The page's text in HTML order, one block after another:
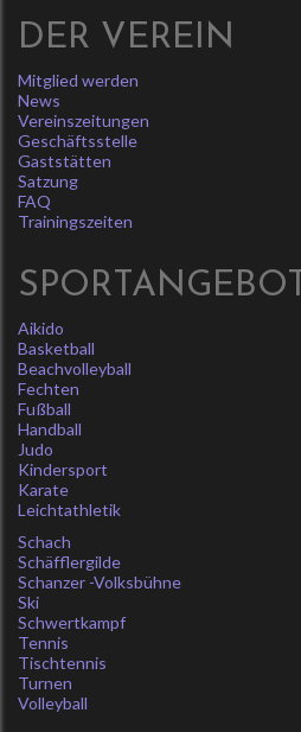
DER VEREIN
Mitglied werden
News
Vereinszeitungen
Geschäftsstelle
Gaststätten
Satzung
FAQ
Trainingszeiten
SPORTANGEBOT
Aikido
Basketball
Beachvolleyball
Fechten
Fußball
Handball
Judo
Kindersport
Karate
Leichtathletik
Schach
Schäfflergilde
Schanzer -Volksbühne
Ski
Schwertkampf
Tennis
Tischtennis
Turnen
Volleyball